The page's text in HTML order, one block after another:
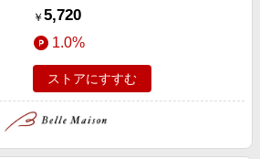
￥ 5,720
1.0%
ストアにすすむ